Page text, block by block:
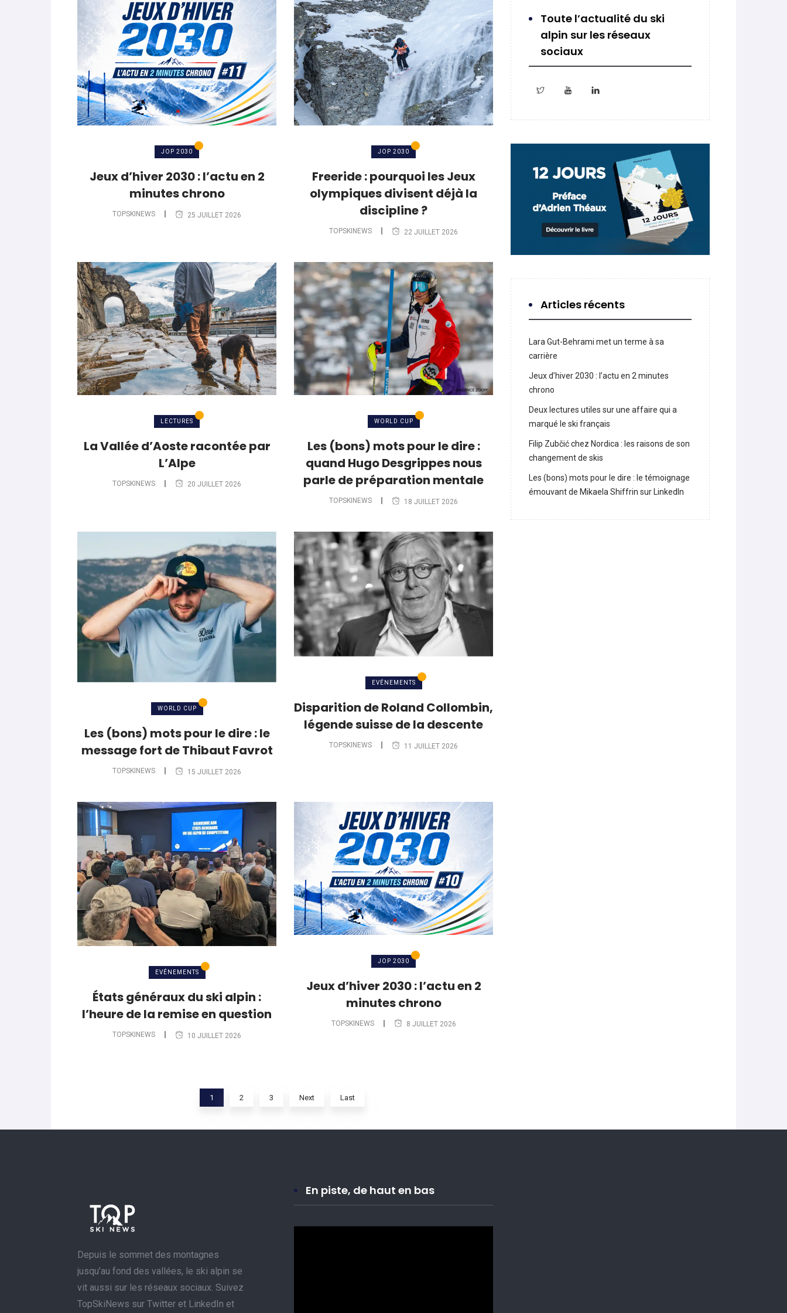
parle de préparation mentale
World Cup-Les (bons) mots pour le dire : le message fort de Thibaut
Favrot
Evénements-Lara Gut-Behrami met un terme à sa carrière
JOP 2030
Jeux d’hiver 2030 : l’actu en 2
minutes chrono
TOPSKINEWS 25 JUILLET 2026
JOP 2030
Freeride : pourquoi les Jeux
olympiques divisent déjà la
discipline ?
TOPSKINEWS 22 JUILLET 2026
LECTURES
La Vallée d’Aoste racontée par
L’Alpe
TOPSKINEWS 20 JUILLET 2026
WORLD CUP
Les (bons) mots pour le dire :
quand Hugo Desgrippes nous
parle de préparation mentale
TOPSKINEWS 18 JUILLET 2026
WORLD CUP
Les (bons) mots pour le dire : le
message fort de Thibaut Favrot
TOPSKINEWS 15 JUILLET 2026
EVÉNEMENTS
Disparition de Roland Collombin,
légende suisse de la descente
TOPSKINEWS 11 JUILLET 2026
EVÉNEMENTS
États généraux du ski alpin :
l’heure de la remise en question
TOPSKINEWS 10 JUILLET 2026
JOP 2030
Jeux d’hiver 2030 : l’actu en 2
minutes chrono
TOPSKINEWS 8 JUILLET 2026
1 2 3 Next Last
Toute l’actualité du ski
alpin sur les réseaux
sociaux
Articles récents
Lara Gut-Behrami met un terme à sa
carrière
Jeux d’hiver 2030 : l’actu en 2 minutes
chrono
Deux lectures utiles sur une affaire qui a
marqué le ski français
Filip Zubčić chez Nordica : les raisons de son
changement de skis
Les (bons) mots pour le dire : le témoignage
émouvant de Mikaela Shiffrin sur LinkedIn
Depuis le sommet des montagnes
jusqu’au fond des vallées, le ski alpin se
vit aussi sur les réseaux sociaux. Suivez
TopSkiNews sur Twitter et LinkedIn et
En piste, de haut en bas